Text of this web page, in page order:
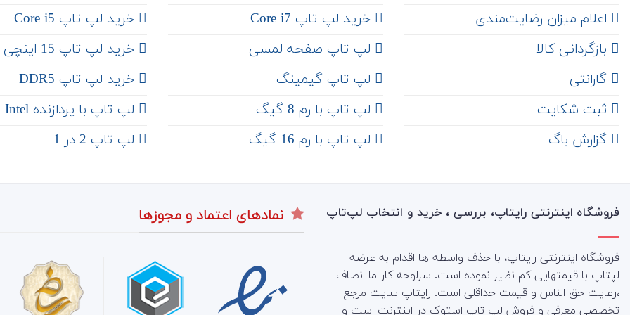
اعلام میزان رضایت‌مندی
‌ بازگردانی کالا
گارانتی
ثبت شکایت
‌ گزارش باگ
خرید لپ تاپ Core i7
لپ تاپ صفحه لمسی
لپ تاپ گیمینگ
لپ تاپ با رم 8 گیگ
لپ تاپ با رم 16 گیگ
خرید لپ تاپ Core i5
‌‌ خرید لپ تاپ 15 اینچی
خرید لپ تاپ DDR5
لپ تاپ با پردازنده Intel
لپ تاپ 2 در 1
فروشگاه اینترنتی رایتاپ، بررسی ، خرید و انتخاب لپ‌تاپ
فروشگاه اینترنتی رایتاپ، با حذف واسطه ها اقدام به عرضه
لپتاپ با قیمتهایی کم نظیر نموده است. سرلوحه کار ما انصاف
،رعایت حق الناس و قیمت حداقلی است. رایتاپ سایت مرجع
تخصصی معرفی و فروش لپ تاپ استوک در اینترنت است و
نمادهای اعتماد و مجوزها